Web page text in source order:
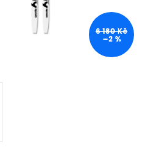
6 180 Kč
–2 %